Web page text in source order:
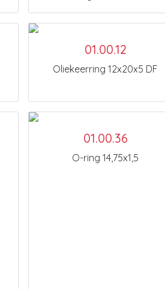
01.00.12
Oliekeerring 12x20x5 DF
01.00.36
O-ring 14,75x1,5